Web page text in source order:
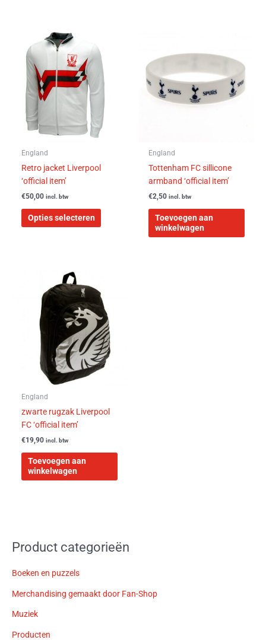
England
Retro jacket Liverpool
‘official item’
€50,00 incl. btw
Opties selecteren
heeft
meerdere
optie
kan
op
England
Tottenham FC sillicone
armband ‘official item’
€2,50 incl. btw
Toevoegen aan
winkelwagen
England
zwarte rugzak Liverpool
FC ‘official item’
€19,90 incl. btw
Toevoegen aan
winkelwagen
Product categorieën
Boeken en puzzels
Merchandising gemaakt door Fan-Shop
Muziek
Producten